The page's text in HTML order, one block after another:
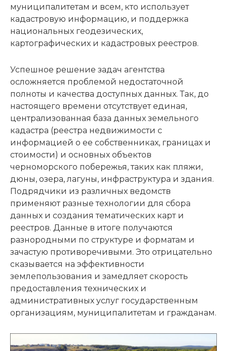
муниципалитетам и всем, кто использует
кадастровую информацию, и поддержка
национальных геодезических,
картографических и кадастровых реестров.
Успешное решение задач агентства
осложняется проблемой недостаточной
полноты и качества доступных данных. Так, до
настоящего времени отсутствует единая,
централизованная база данных земельного
кадастра (реестра недвижимости с
информацией о ее собственниках, границах и
стоимости) и основных объектов
черноморского побережья, таких как пляжи,
дюны, озера, лагуны, инфраструктура и здания.
Подрядчики из различных ведомств
применяют разные технологии для сбора
данных и создания тематических карт и
реестров. Данные в итоге получаются
разнородными по структуре и форматам и
зачастую противоречивыми. Это отрицательно
сказывается на эффективности
землепользования и замедляет скорость
предоставления технических и
административных услуг государственным
организациям, муниципалитетам и гражданам.